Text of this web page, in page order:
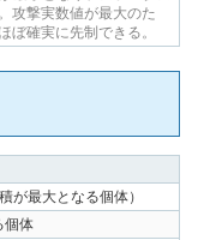
攻撃実数値が最大のた
ぼ確実に先制できる。
が最大となる個体）
個体